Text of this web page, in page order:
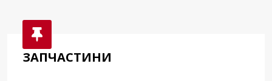
ЗАПЧАСТИНИ